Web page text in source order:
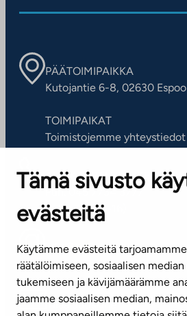
Tämä sivusto
evästeitä
Käytämme evästeitä
räätälöimiseen, sosiaalisen
tukemiseen ja kävijämäärämme
jaamme sosiaalisen median,
PÄÄTOIMIPAIKKA
Kutojantie 6-8, 02630 Espoo
TOIMIPAIKAT
Toimistojemme yhteystiedot
ASIAKASPALVELUKESKUS
Puh. 045 7734 3777
(arkisin klo 8-16)
info@ta.fi
Tilaa uutiskirje